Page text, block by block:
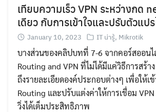
เทียบความเร็ว VPN ระหว่างกด
เดียว กับการเข้าใจและปรับตัวแป
January 10, 2023 IT น่ารู้, Mikrotik
บางส่วนของคลิปบทที่ 7-6 จากคอร์สออน
Routing and VPN ที่ไม่ได้มีแค่วิธีการสร้า
ถึงรายละเอียดองค์ประกอบต่างๆ เพื่อให้เ
Routing และปรับแต่งค่าให้การเชื่อม
วิ่งได้เต็มประสิทธิภาพ